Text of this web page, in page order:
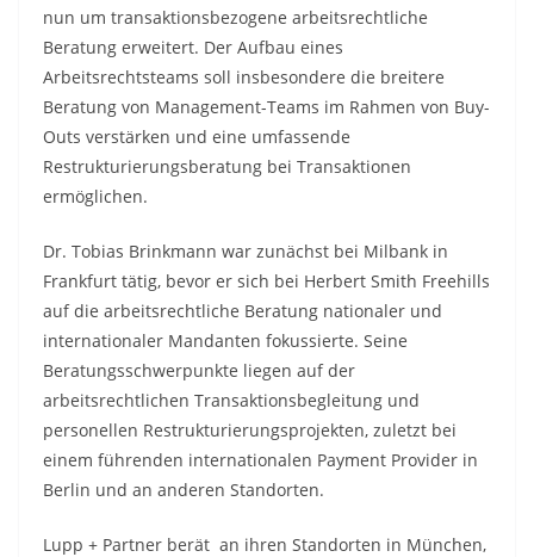
nun um transaktionsbezogene arbeitsrechtliche
Beratung erweitert. Der Aufbau eines
Arbeitsrechtsteams soll insbesondere die breitere
Beratung von Management-Teams im Rahmen von Buy-
Outs verstärken und eine umfassende
Restrukturierungsberatung bei Transaktionen
ermöglichen.
Dr. Tobias Brinkmann war zunächst bei Milbank in
Frankfurt tätig, bevor er sich bei Herbert Smith Freehills
auf die arbeitsrechtliche Beratung nationaler und
internationaler Mandanten fokussierte. Seine
Beratungsschwerpunkte liegen auf der
arbeitsrechtlichen Transaktionsbegleitung und
personellen Restrukturierungsprojekten, zuletzt bei
einem führenden internationalen Payment Provider in
Berlin und an anderen Standorten.
Lupp + Partner berät an ihren Standorten in München,